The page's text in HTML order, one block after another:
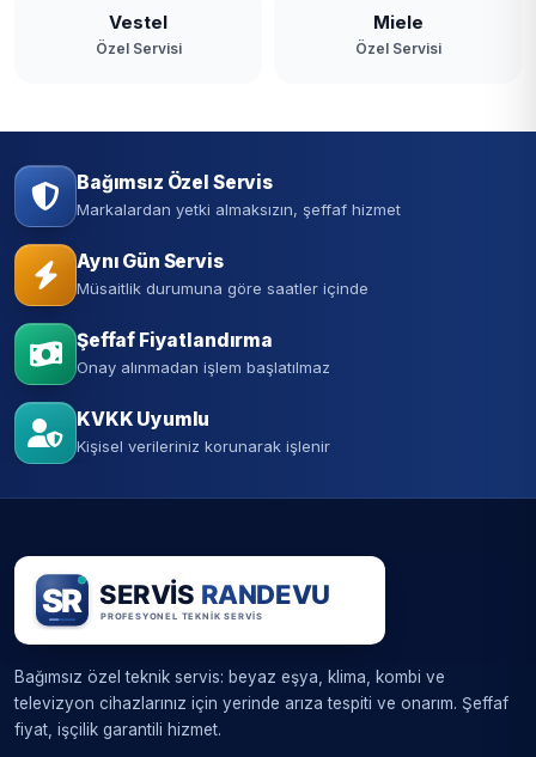
Vestel
Özel Servisi
Miele
Özel Servisi
Bağımsız Özel Servis
Markalardan yetki almaksızın, şeffaf hizmet
Aynı Gün Servis
Müsaitlik durumuna göre saatler içinde
Şeffaf Fiyatlandırma
Onay alınmadan işlem başlatılmaz
KVKK Uyumlu
Kişisel verileriniz korunarak işlenir
Bağımsız özel teknik servis: beyaz eşya, klima, kombi ve
televizyon cihazlarınız için yerinde arıza tespiti ve onarım. Şeffaf
fiyat, işçilik garantili hizmet.